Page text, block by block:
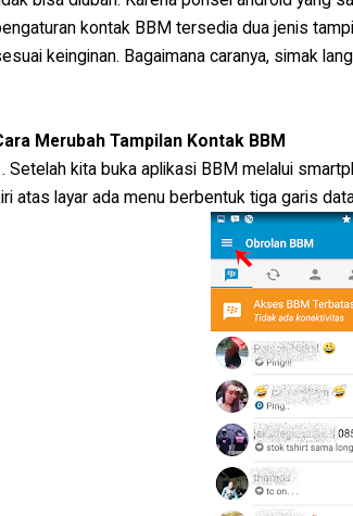
kontak BBM tersedia dua jenis
keinginan. Bagaimana caranya, simak
Merubah Tampilan Kontak BBM
Setelah kita buka aplikasi BBM melalui
atas layar ada menu berbentuk tiga garis